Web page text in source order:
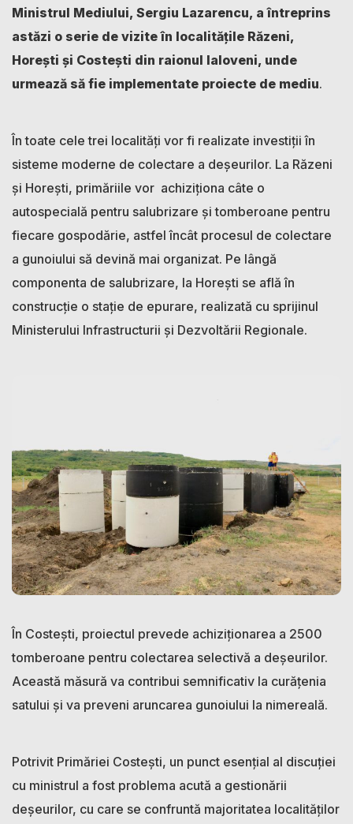
Ministrul Mediului, Sergiu Lazarencu, a întreprins
astăzi o serie de vizite în localitățile Răzeni,
Horești și Costești din raionul Ialoveni, unde
urmează să fie implementate proiecte de mediu.
În toate cele trei localități vor fi realizate investiții în
sisteme moderne de colectare a deșeurilor. La Răzeni
și Horești, primăriile vor achiziționa câte o
autospecială pentru salubrizare și tomberoane pentru
fiecare gospodărie, astfel încât procesul de colectare
a gunoiului să devină mai organizat. Pe lângă
componenta de salubrizare, la Horești se află în
construcție o stație de epurare, realizată cu sprijinul
Ministerului Infrastructurii și Dezvoltării Regionale.
În Costești, proiectul prevede achiziționarea a 2500
tomberoane pentru colectarea selectivă a deșeurilor.
Această măsură va contribui semnificativ la curățenia
satului și va preveni aruncarea gunoiului la nimereală.
Potrivit Primăriei Costești, un punct esențial al discuției
cu ministrul a fost problema acută a gestionării
deșeurilor, cu care se confruntă majoritatea localităților